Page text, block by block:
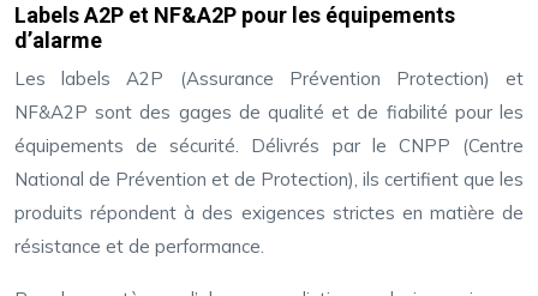
Labels A2P et NF&A2P pour les équipements
d’alarme
Les labels A2P (Assurance Prévention Protection) et
NF&A2P sont des gages de qualité et de fiabilité pour les
équipements de sécurité. Délivrés par le CNPP (Centre
National de Prévention et de Protection), ils certifient que les
produits répondent à des exigences strictes en matière de
résistance et de performance.